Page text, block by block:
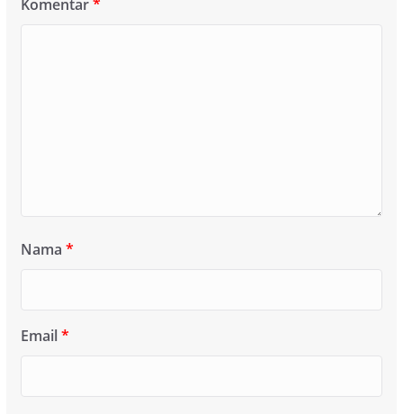
Komentar*
Nama *
Email*